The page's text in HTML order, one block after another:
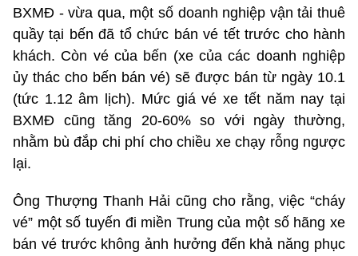
BXMĐ - vừa qua, một số doanh nghiệp vận tải thuê
quầy tại bến đã tổ chức bán vé tết trước cho hành
khách. Còn vé của bến (xe của các doanh nghiệp
ủy thác cho bến bán vé) sẽ được bán từ ngày 10.1
(tức 1.12 âm lịch). Mức giá vé xe tết năm nay tại
BXMĐ cũng tăng 20-60% so với ngày thường,
nhằm bù đắp chi phí cho chiều xe chạy rỗng ngược
lại.
Ông Thượng Thanh Hải cũng cho rằng, việc “cháy
vé” một số tuyến đi miền Trung của một số hãng xe
bán vé trước không ảnh hưởng đến khả năng phục